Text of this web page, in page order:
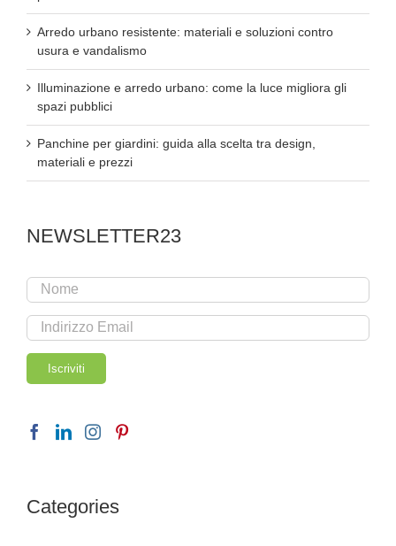
Arredo urbano resistente: materiali e soluzioni contro
usura e vandalismo
Illuminazione e arredo urbano: come la luce migliora gli
spazi pubblici
Panchine per giardini: guida alla scelta tra design,
materiali e prezzi
NEWSLETTER23
Categories